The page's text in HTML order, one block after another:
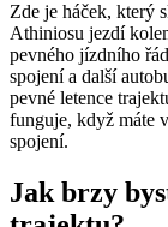
Zde je háček, který
Athiniosu jezdí
pevného jízdního
spojení a další
pevné letence
funguje, když máte
spojení.
Jak brzy